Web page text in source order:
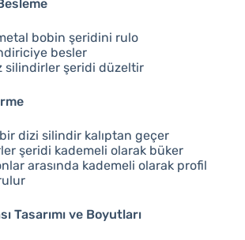
bobin şeridini rulo
besler
silindirler şeridi düzeltir
dizi silindir kalıptan geçer
şeridi kademeli olarak büker
arasında kademeli olarak profil
Tasarımı ve Boyutları